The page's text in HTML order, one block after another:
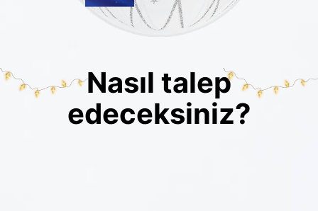
Nasıl talep
edeceksiniz?